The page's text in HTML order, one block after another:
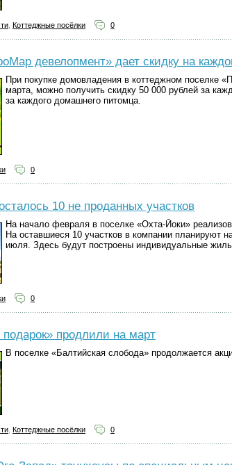
Коттеджные посёлки 0
девелопмент» дает скидку на
При покупке домовладения в коттеджном поселке
марта, можно получить скидку 50 000 рублей за
за каждого домашнего питомца.
0
10 не проданных участков
На начало февраля в поселке «Охта-Йоки»
На оставшиеся 10 участков в компании планируют
июля. Здесь будут построены индивидуальные
0
продлили на март
В поселке «Балтийская слобода» продолжается
Коттеджные посёлки 0